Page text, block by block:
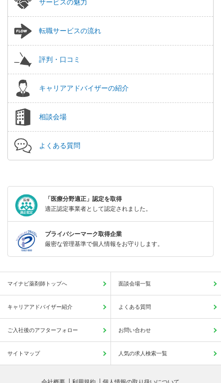
サービスの魅力
転職サービスの流れ
評判・口コミ
キャリアアドバイザーの紹介
相談会場
よくある質問
「医療分野適正」認定を取得
適正認定事業者として認定されました。
プライバシーマーク取得企業
厳密な管理基準で個人情報をお守りします。
マイナビ薬剤師トップへ 面談会場一覧
キャリアアドバイザー紹介 よくある質問
ご入社後のアフターフォロー お問い合わせ
サイトマップ 人気の求人検索一覧